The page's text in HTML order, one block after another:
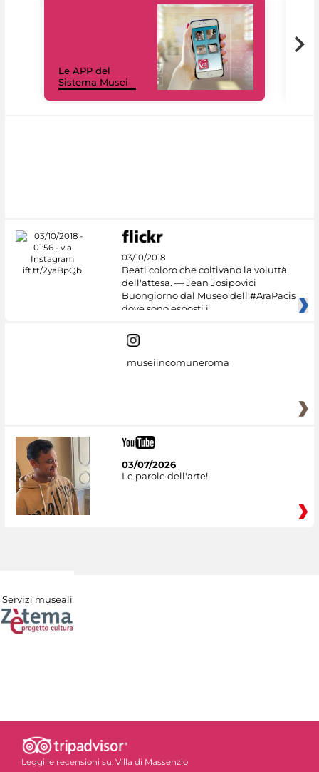
Le APP del
Sistema Musei
03/10/2018
Beati coloro che coltivano la voluttà
dell'attesa. — Jean Josipovici
Buongiorno dal Museo dell'#AraPacis
dove sono esposti i
museiincomuneroma
03/07/2026
Le parole dell'arte!
Servizi museali
Leggi le recensioni su: Villa di Massenzio